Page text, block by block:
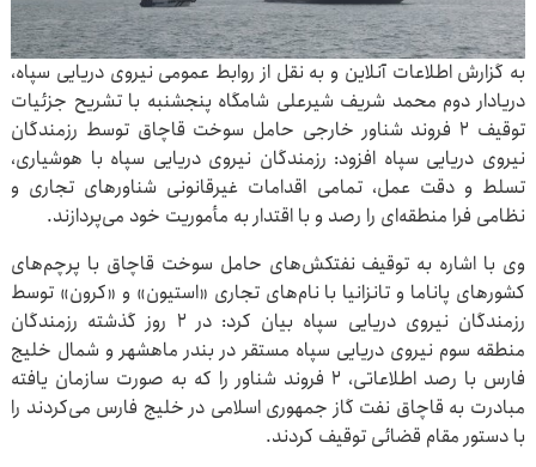
به گزارش اطلاعات آنلاین و به نقل از روابط عمومی نیروی دریایی سپاه،
دریادار دوم محمد شریف شیرعلی شامگاه پنجشنبه با تشریح جزئیات
توقیف ۲ فروند شناور خارجی حامل سوخت قاچاق توسط رزمندگان
نیروی دریایی سپاه افزود: رزمندگان نیروی دریایی سپاه با هوشیاری،
تسلط و دقت عمل، تمامی اقدامات غیرقانونی شناورهای تجاری و
نظامی فرا منطقه‌ای را رصد و با اقتدار به مأموریت خود می‌پردازند.
وی با اشاره به توقیف نفتکش‌های حامل سوخت قاچاق با پرچم‌های
کشورهای پاناما و تانزانیا با نام‌های تجاری «استیون» و «کرون» توسط
رزمندگان نیروی دریایی سپاه بیان کرد: در ۲ روز گذشته رزمندگان
منطقه سوم نیروی دریایی سپاه مستقر در بندر ماهشهر و شمال خلیج
فارس با رصد اطلاعاتی، ۲ فروند شناور را که به صورت سازمان یافته
مبادرت به قاچاق نفت گاز جمهوری اسلامی در خلیج فارس می‌کردند را
با دستور مقام قضائی توقیف کردند.